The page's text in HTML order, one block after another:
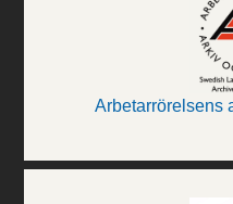
Arbetarrörelsens